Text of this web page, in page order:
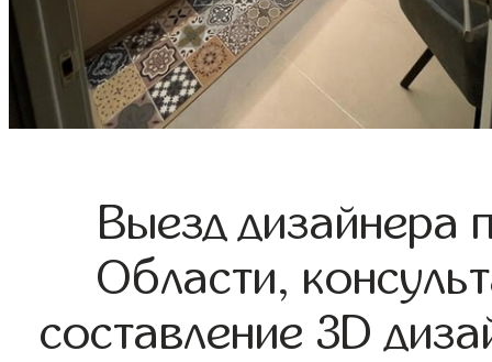
Выезд дизайнера
Области,
составление 3D